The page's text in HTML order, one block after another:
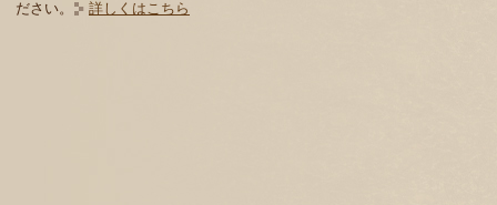
ださい。
詳しくはこちら